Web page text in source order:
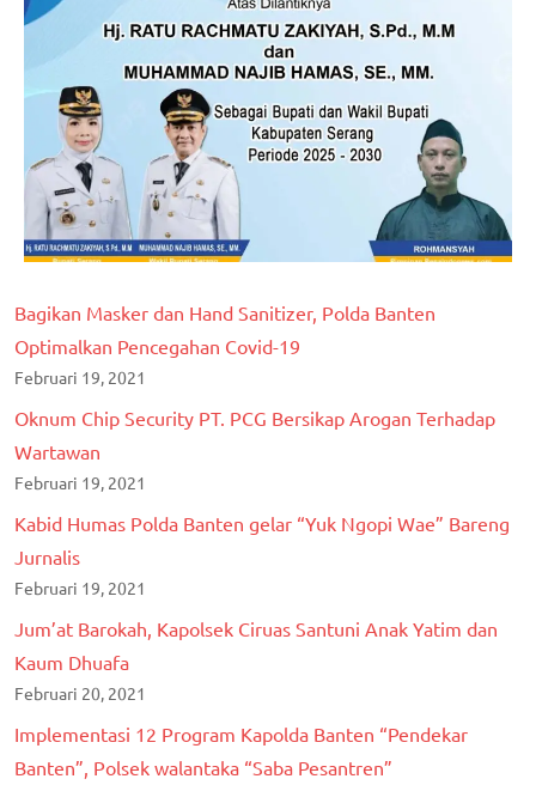
Bagikan Masker dan Hand Sanitizer, Polda Banten
Optimalkan Pencegahan Covid-19
Februari 19, 2021
Oknum Chip Security PT. PCG Bersikap Arogan Terhadap
Wartawan
Februari 19, 2021
Kabid Humas Polda Banten gelar “Yuk Ngopi Wae” Bareng
Jurnalis
Februari 19, 2021
Jum’at Barokah, Kapolsek Ciruas Santuni Anak Yatim dan
Kaum Dhuafa
Februari 20, 2021
Implementasi 12 Program Kapolda Banten “Pendekar
Banten”, Polsek walantaka “Saba Pesantren”